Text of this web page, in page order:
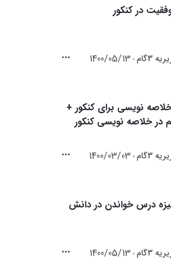
در کنکور
3گام 1400/05/13
نویسی برای کنکور +
در خلاصه نویسی کنکور
3گام 1400/03/03
درس خواندن در دانش
3گام 1400/05/13